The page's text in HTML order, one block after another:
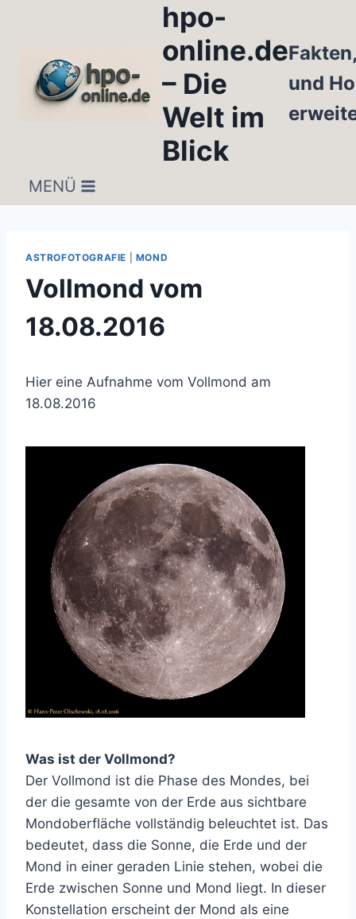
hpo-
online.de
– Die
Welt im
Blick
und
MENÜ
ASTROFOTOGRAFIE MOND
Vollmond vom
18.08.2016
Hier eine Aufnahme vom Vollmond am
18.08.2016
Was ist der Vollmond?
Der Vollmond ist die Phase des Mondes, bei
der die gesamte von der Erde aus sichtbare
Mondoberfläche vollständig beleuchtet ist. Das
bedeutet, dass die Sonne, die Erde und der
Mond in einer geraden Linie stehen, wobei die
Erde zwischen Sonne und Mond liegt. In dieser
Konstellation erscheint der Mond als eine